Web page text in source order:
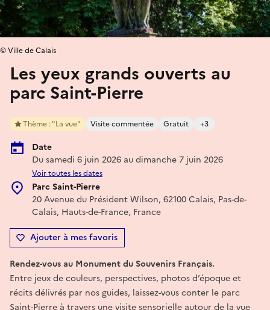
Les yeux grands ouverts au
parc Saint-Pierre
Thème : "La vue" Visite commentée Gratuit +3
Date
Du samedi 6 juin 2026 au dimanche 7 juin 2026
Voir toutes les dates
Parc Saint-Pierre
20 Avenue du Président Wilson, 62100 Calais, Pas-de-
Calais, Hauts-de-France, France
Ajouter à mes favoris
© Ville de Calais
Rendez-vous au Monument du Souvenirs Français.
Entre jeux de couleurs, perspectives, photos d’époque et
récits délivrés par nos guides, laissez-vous conter le parc
Saint-Pierre à travers une visite sensorielle autour de la vue